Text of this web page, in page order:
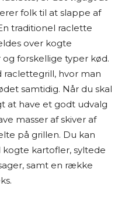
folk til at slappe af
traditionel raclette
over kogte
forskellige typer kød.
raclettegrill, hvor man
samtidig. Når du skal
at have et godt udvalg
masser af skiver af
på grillen. Du kan
kartofler, syltede
samt en række